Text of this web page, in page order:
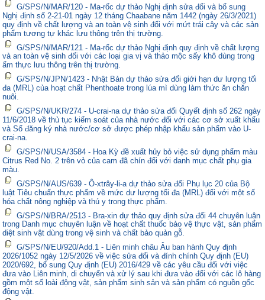
G/SPS/N/MAR/120 - Ma-rốc dự thảo Nghị định sửa đổi và bổ sung
Nghị định số 2-21-01 ngày 12 tháng Chaabane năm 1442 (ngày 26/3/2021)
quy định về chất lượng và an toàn vệ sinh đối với mứt trái cây và các sản
phẩm tương tự khác lưu thông trên thị trường.
G/SPS/N/MAR/121 - Ma-rốc dự thảo Nghị định quy định về chất lượng
và an toàn vệ sinh đối với các loại gia vị và thảo mộc sấy khô dùng trong
ẩm thực lưu thông trên thị trường.
G/SPS/N/JPN/1423 - Nhật Bản dự thảo sửa đổi giới hạn dư lượng tối
đa (MRL) của hoạt chất Phenthoate trong lúa mì dùng làm thức ăn chăn
nuôi.
G/SPS/N/UKR/274 - U-crai-na dự thảo sửa đổi Quyết định số 262 ngày
11/6/2018 về thủ tục kiểm soát của nhà nước đối với các cơ sở xuất khẩu
và Sổ đăng ký nhà nước/cơ sở được phép nhập khẩu sản phẩm vào U-
crai-na.
G/SPS/N/USA/3584 - Hoa Kỳ đề xuất hủy bỏ việc sử dụng phẩm màu
Citrus Red No. 2 trên vỏ của cam đã chín đối với danh mục chất phụ gia
màu.
G/SPS/N/AUS/639 - Ô-xtrây-li-a dự thảo sửa đổi Phụ lục 20 của Bộ
luật Tiêu chuẩn thực phẩm về mức dư lượng tối đa (MRL) đối với một số
hóa chất nông nghiệp và thú y trong thực phẩm.
G/SPS/N/BRA/2513 - Bra-xin dự thảo quy định sửa đổi 44 chuyên luận
trong Danh mục chuyên luận về hoạt chất thuốc bảo vệ thực vật, sản phẩm
diệt sinh vật dùng trong vệ sinh và chất bảo quản gỗ.
G/SPS/N/EU/920/Add.1 - Liên minh châu Âu ban hành Quy định
2026/1052 ngày 12/5/2026 về việc sửa đổi và đính chính Quy định (EU)
2020/692, bổ sung Quy định (EU) 2016/429 về các yêu cầu đối với việc
đưa vào Liên minh, di chuyển và xử lý sau khi đưa vào đối với các lô hàng
gồm một số loài động vật, sản phẩm sinh sản và sản phẩm có nguồn gốc
động vật.